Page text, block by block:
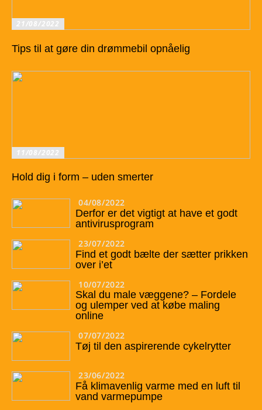
21/08/2022
Tips til at gøre din drømmebil opnåelig
11/08/2022
Hold dig i form – uden smerter
04/08/2022
Derfor er det vigtigt at have et godt
antivirusprogram
23/07/2022
Find et godt bælte der sætter prikken
over i’et
10/07/2022
Skal du male væggene? – Fordele
og ulemper ved at købe maling
online
07/07/2022
Tøj til den aspirerende cykelrytter
23/06/2022
Få klimavenlig varme med en luft til
vand varmepumpe